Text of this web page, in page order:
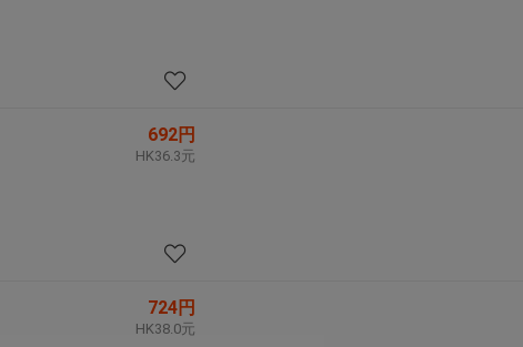
692円
HK36.3元
724円
HK38.0元